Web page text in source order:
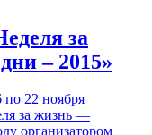
за
– 2015»
по 22 ноября
за жизнь —
организатором